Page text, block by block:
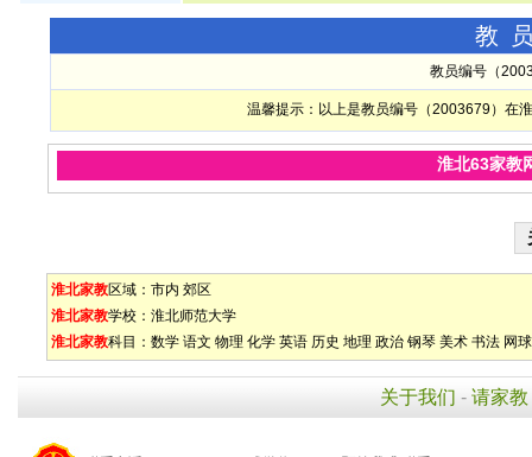
教
教员编号（
温馨提示：以上是教员编号（2003679）在
淮北63家教
淮北家教区域： 市内 郊区
淮北家教学校： 淮北师范大学
淮北家教科目： 数学 语文 物理 化学 英语 历史 地理 政治 钢琴 美术 书法 网球
关于我们 - 请家教